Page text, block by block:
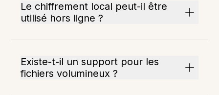
Le chiffrement local peut-il être
utilisé hors ligne ?
Existe-t-il un support pour les
fichiers volumineux ?